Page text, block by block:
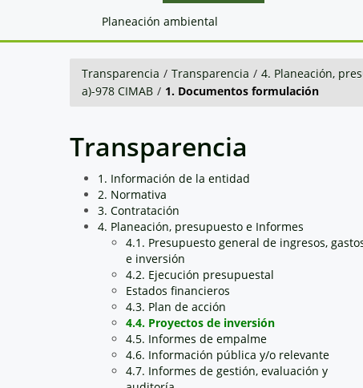
Planeación ambiental
Transparencia / Transparencia / 4. Planeación,
a)-978 CIMAB / 1. Documentos formulación
Transparencia
1. Información de la entidad
2. Normativa
3. Contratación
4. Planeación, presupuesto e Informes
4.1. Presupuesto general de ingresos,
e inversión
4.2. Ejecución presupuestal
Estados financieros
4.3. Plan de acción
4.4. Proyectos de inversión
4.5. Informes de empalme
4.6. Información pública y/o relevante
4.7. Informes de gestión, evaluación y